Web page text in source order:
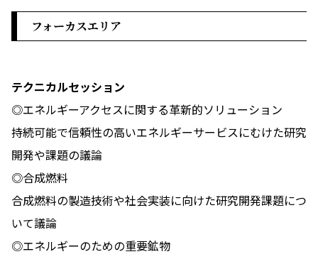
フォーカスエリア
テクニカルセッション
◎エネルギーアクセスに関する革新的ソリューション
持続可能で信頼性の高いエネルギーサービスにむけた研究
開発や課題の議論
◎合成燃料
合成燃料の製造技術や社会実装に向けた研究開発課題につ
いて議論
◎エネルギーのための重要鉱物